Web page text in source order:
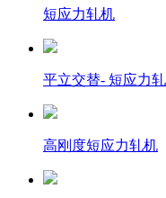
短应力轧机
平立交替- 短应力
高刚度短应力轧机